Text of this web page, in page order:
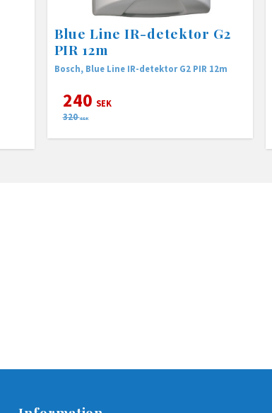
Blue Line IR-detektor G2
PIR 12m
Bosch, Blue Line IR-detektor G2 PIR 12m
240 SEK
320 SEK